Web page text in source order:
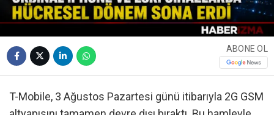
ABONE OL
T-Mobile, 3 Ağustos Pazartesi günü itibarıyla 2G GSM